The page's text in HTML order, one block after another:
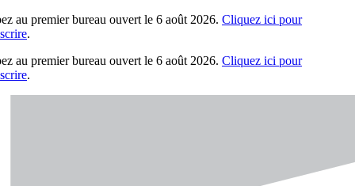
au premier bureau ouvert le 6 août 2026. Cliquez ici pour
.
au premier bureau ouvert le 6 août 2026. Cliquez ici pour
.